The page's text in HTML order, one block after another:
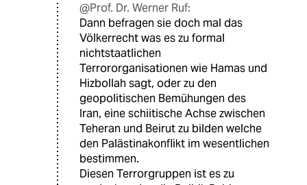
@Prof. Dr. Werner Ruf:
Dann befragen sie doch mal das
Völkerrecht was es zu formal
nichtstaatlichen
Terrororganisationen wie Hamas und
Hizbollah sagt, oder zu den
geopolitischen Bemühungen des
Iran, eine schiitische Achse zwischen
Teheran und Beirut zu bilden welche
den Palästinakonflikt im wesentlichen
bestimmen.
Diesen Terrorgruppen ist es zu